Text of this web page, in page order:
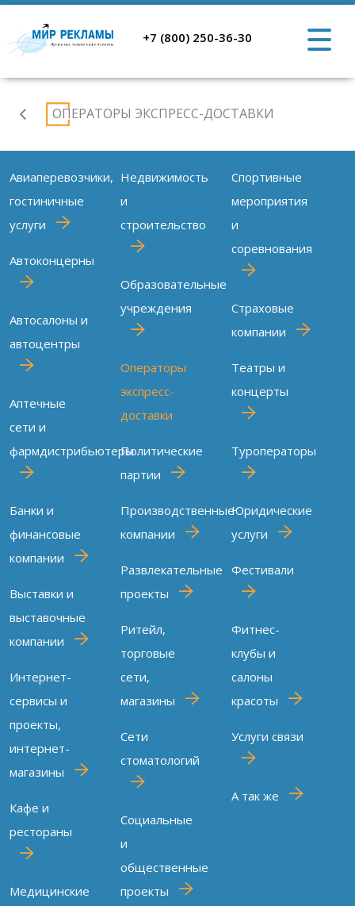
+7 (800) 250-36-30
КлиентыОПЕРАТОРЫ ЭКСПРЕСС-ДОСТАВКИ
Авиаперевозчики,
гостиничные
услуги
Автоконцерны
Автосалоны и
автоцентры
Аптечные
сети и
фармдистрибьютеры
Банки и
финансовые
компании
Выставки и
выставочные
компании
Интернет-
сервисы и
проекты,
интернет-
магазины
Кафе и
рестораны
Медицинские
Недвижимость
и
строительство
Образовательные
учреждения
Операторы
экспресс-
доставки
Политические
партии
Производственные
компании
Развлекательные
проекты
Ритейл,
торговые
сети,
магазины
Сети
стоматологий
Социальные
и
общественные
проекты
Спортивные
мероприятия
и
соревнования
Страховые
компании
Театры и
концерты
Туроператоры
Юридические
услуги
Фестивали
Фитнес-
клубы и
салоны
красоты
Услуги связи
А так же